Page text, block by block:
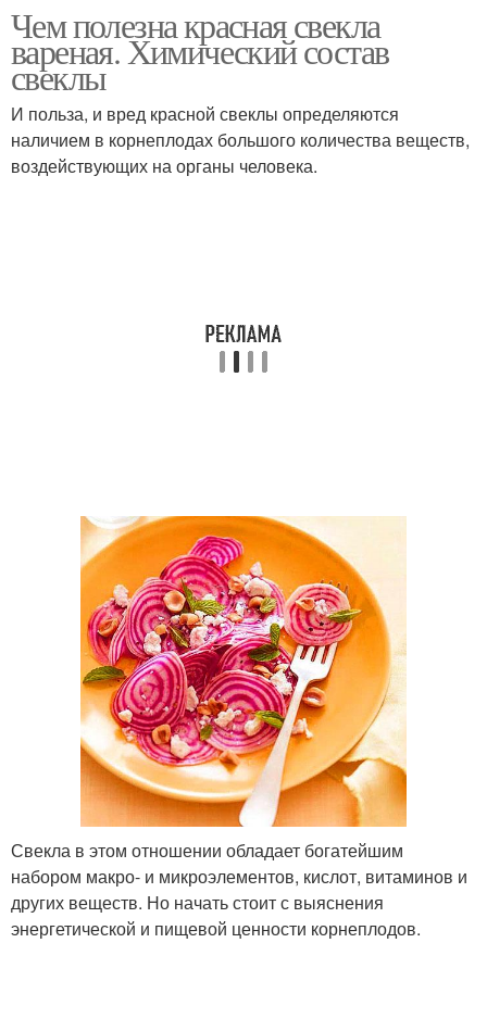
Чем полезна красная свекла
вареная. Химический состав
свеклы
И польза, и вред красной свеклы определяются
наличием в корнеплодах большого количества веществ,
воздействующих на органы человека.
Свекла в этом отношении обладает богатейшим
набором макро- и микроэлементов, кислот, витаминов и
других веществ. Но начать стоит с выяснения
энергетической и пищевой ценности корнеплодов.